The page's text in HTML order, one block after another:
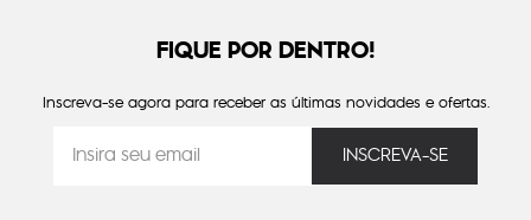
FIQUE POR DENTRO!
Inscreva-se agora para receber as últimas novidades e ofertas.